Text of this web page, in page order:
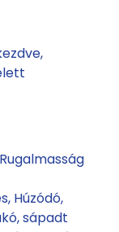
Rugalmasság
Húzódó,
sápadt